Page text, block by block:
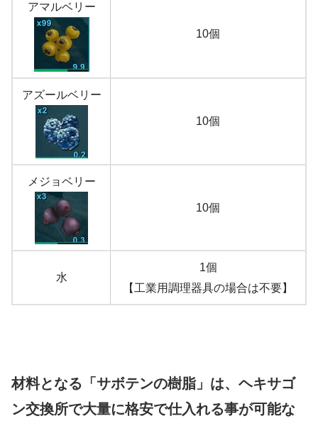
アマルベリー
10個
アズールベリー
10個
メジョベリー
10個
水
1個
【工業用調理器具の場合は不要】
材料となる「サボテンの樹脂」は、ヘキサゴ
ン交換所で大量に格安で仕入れる事が可能な